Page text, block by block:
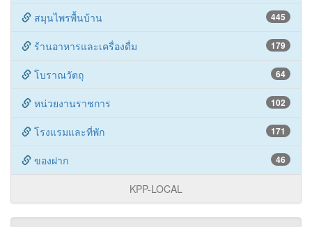
445
สมุนไพรพื้นบ้าน
179
ร้านอาหารและเครื่องดื่ม
64
โบราณวัตถุ
102
หน่วยงานราชการ
171
โรงแรมและที่พัก
46
ของฝาก
KPP-LOCAL